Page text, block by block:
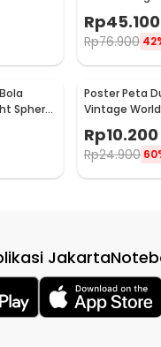
LD002701
Rp45.100
Rp76.900
Sphere
Poster Peta
Vintage
Rp10.200
Rp24.900